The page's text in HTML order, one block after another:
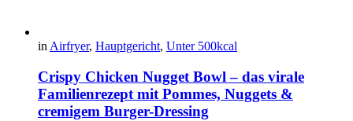
in Airfryer, Hauptgericht, Unter 500kcal
Crispy Chicken Nugget Bowl – das virale
Familienrezept mit Pommes, Nuggets &
cremigem Burger-Dressing